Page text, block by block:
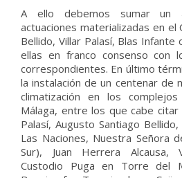
A ello debemos sumar un
actuaciones materializadas en el
Bellido, Villar Palasí, Blas Infante
ellas en franco consenso con
correspondientes. En último
la instalación de un centenar de
climatización en los
Málaga, entre los que cabe citar
Palasí, Augusto Santiago
Las Naciones, Nuestra Señora
Sur), Juan Herrera Alcausa,
Custodio Puga en Torre del